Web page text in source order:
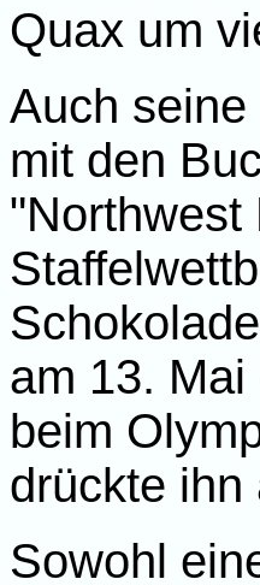
Quax um
Auch
mit den
"Northwest
am 13.
beim
drückte ihn
Sowohl